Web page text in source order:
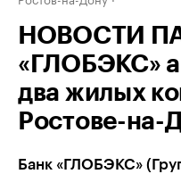
НОВОСТИ
«ГЛОБЭКС»
два жилых
Ростове-на-
Банк «ГЛОБЭКС»